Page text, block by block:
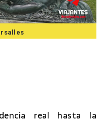
real hasta la